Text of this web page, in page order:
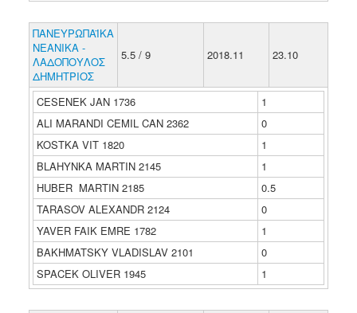
ΠΑΝΕΥΡΩΠΑΪΚΑ
ΝΕΑΝΙΚΑ -
ΛΑΔΟΠΟΥΛΟΣ
ΔΗΜΗΤΡΙΟΣ
5.5 / 9 2018.11 23.10
CESENEK JAN 1736
1
ALI MARANDI CEMIL CAN 2362
0
KOSTKA VIT 1820
1
BLAHYNKA MARTIN 2145
1
HUBER MARTIN 2185
0.5
TARASOV ALEXANDR 2124
0
YAVER FAIK EMRE 1782
1
BAKHMATSKY VLADISLAV 2101
0
SPACEK OLIVER 1945
1